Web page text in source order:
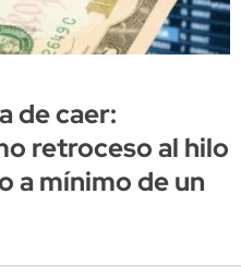
de caer:
retroceso al hilo
a mínimo de un